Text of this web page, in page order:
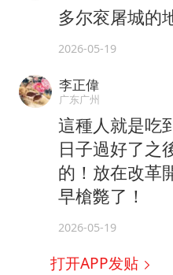
多尔衮屠城的
2026-05-19
李正偉
广东广州
這種人就是吃
日子過好了之
的！放在改革
早槍斃了！
2026-05-19
打开APP发贴